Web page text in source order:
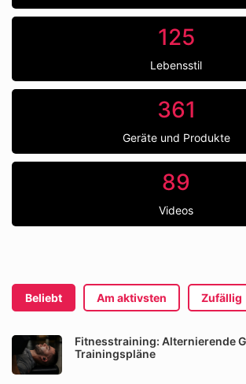
125
Lebensstil
361
Geräte und Produkte
89
Videos
Beliebt Am aktivsten Zufällig
Fitnesstraining: Alternierende
Trainingspläne